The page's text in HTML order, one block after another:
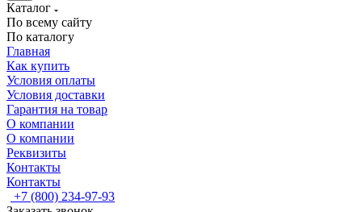
Каталог
По всему сайту
По каталогу
Главная
Как купить
Условия оплаты
Условия доставки
Гарантия на товар
О компании
О компании
Реквизиты
Контакты
Контакты
+7 (800) 234-97-93